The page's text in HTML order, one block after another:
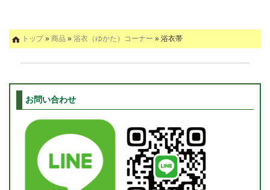
トップ» 商品 » 浴衣（ゆかた）コーナー » 浴衣帯
お問い合わせ